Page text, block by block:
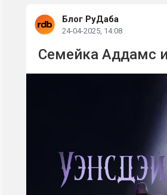
Блог РуДаба
24-04-2025, 14:08
Семейка Аддамс